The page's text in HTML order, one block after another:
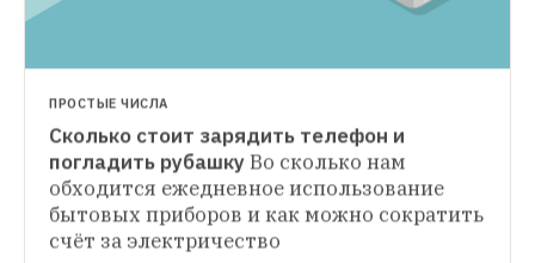
КАК ЭТО РАБОТАЕТ
Как устроен отель Как происходит
бронирование, о чем просят постояльцы,
The Village сравнил работу
Яндекс.Навигатора и карт Apple
и выяснил, какой сервис предлагает
ПРОСТЫЕ ЧИСЛА
Сколько стоит зарядить телефон и
погладить рубашку Во сколько нам
обходится ежедневное использование
бытовых приборов и как можно сократить
счёт за электричество